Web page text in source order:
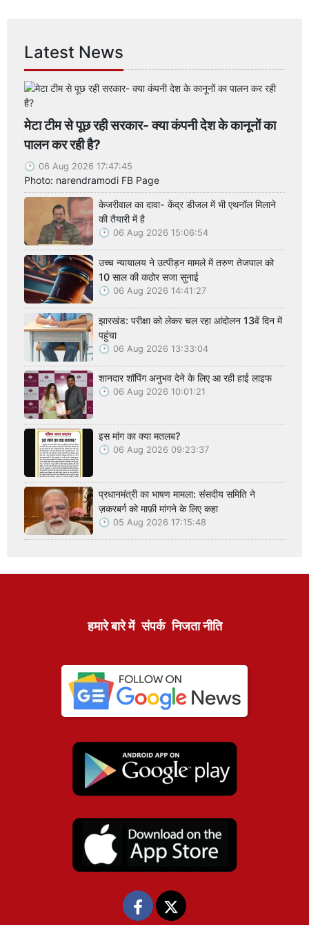
Latest News
मेटा टीम से पूछ रही सरकार- क्या कंपनी देश के कानूनों का
पालन कर रही है?
06 Aug 2026 17:47:45
Photo: narendramodi FB Page
केजरीवाल का दावा- केंद्र डीजल में भी एथनॉल मिलाने
की तैयारी में है
06 Aug 2026 15:06:54
उच्च न्यायालय ने उत्पीड़न मामले में तरुण तेजपाल को
10 साल की कठोर सजा सुनाई
06 Aug 2026 14:41:27
झारखंड: परीक्षा को लेकर चल रहा आंदोलन 13वें दिन में
पहुंचा
06 Aug 2026 13:33:04
शानदार शॉपिंग अनुभव देने के लिए आ रही हाई लाइफ
06 Aug 2026 10:01:21
इस मांग का क्या मतलब?
06 Aug 2026 09:23:37
प्रधानमंत्री का भाषण मामला: संसदीय समिति ने
ज़करबर्ग को माफ़ी मांगने के लिए कहा
05 Aug 2026 17:15:48
हमारे बारे में संपर्क निजता नीति